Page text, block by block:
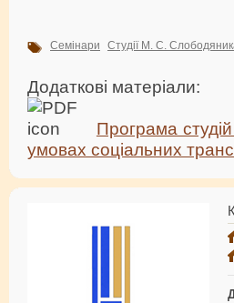
Семінари Студії М. С.
Додаткові матеріали:
Програма
умовах соціальних